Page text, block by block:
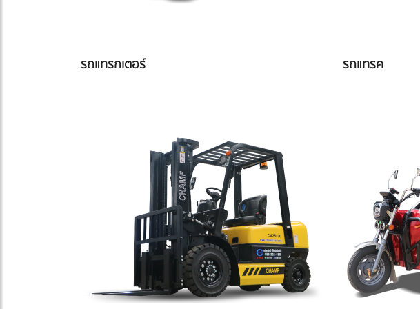
รถแทรกเตอร์ รถแทรค